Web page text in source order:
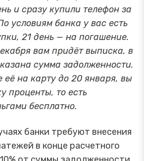
и сразу купили телефон за
условиям банка у вас есть
21 день — на погашение.
вам придёт выписка, в
сумма задолженности.
её на карту до 20 января, вы
проценты, то есть
бесплатно.
банки требуют внесения
в конце расчетного